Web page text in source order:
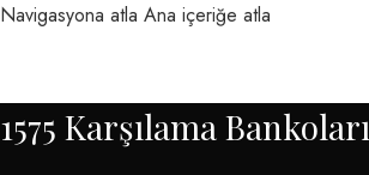
Navigasyona atla Ana içeriğe atla
1575 Karşılama Bankoları